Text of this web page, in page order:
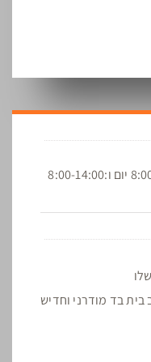
שעות פתיחה: ימים א-ה: 8:00-16 יום ו:8:00-14:00
בד מודרני וחדיש